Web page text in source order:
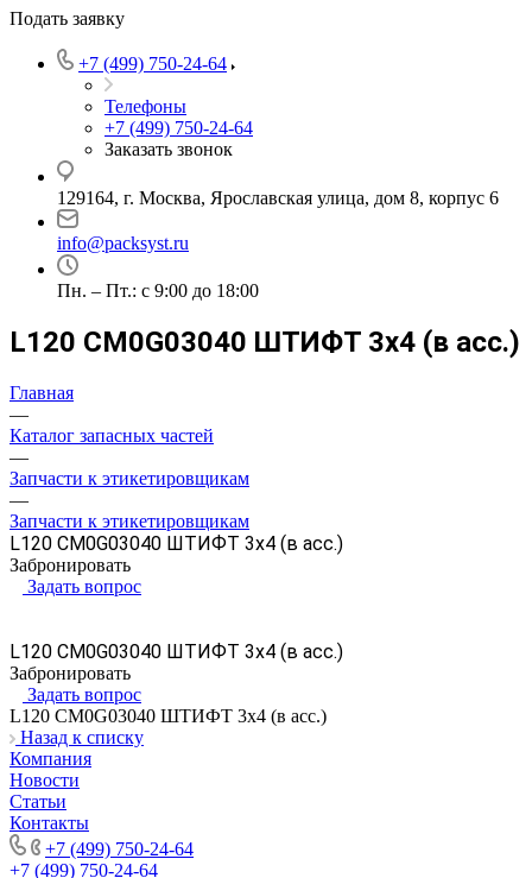
Подать заявку
+7 (499) 750-24-64
Телефоны
+7 (499) 750-24-64
Заказать звонок
129164, г. Москва, Ярославская улица, дом 8, корпус 6
info@packsyst.ru
Пн. – Пт.: с 9:00 до 18:00
L120 CM0G03040 ШТИФТ 3х4 (в асс.)
Главная
—
Каталог запасных частей
—
Запчасти к этикетировщикам
—
Запчасти к этикетировщикам
L120 CM0G03040 ШТИФТ 3х4 (в асс.)
Забронировать
Задать вопрос
L120 CM0G03040 ШТИФТ 3х4 (в асс.)
Забронировать
Задать вопрос
L120 CM0G03040 ШТИФТ 3х4 (в асс.)
Назад к списку
Компания
Новости
Статьи
Контакты
+7 (499) 750-24-64
+7 (499) 750-24-64